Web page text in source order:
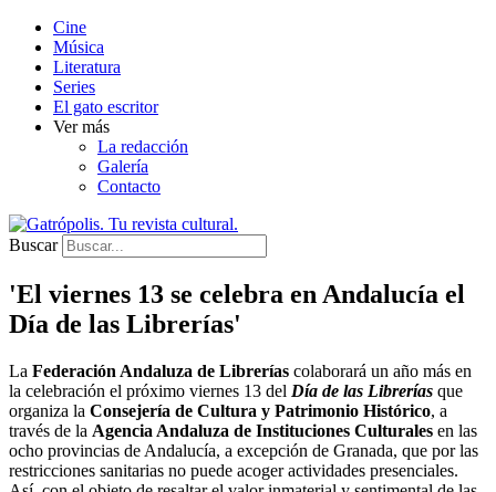
Cine
Música
Literatura
Series
El gato escritor
Ver más
La redacción
Galería
Contacto
Buscar
'El viernes 13 se celebra en Andalucía el
Día de las Librerías'
La Federación Andaluza de Librerías colaborará un año más en
la celebración el próximo viernes 13 del Día de las Librerías que
organiza la Consejería de Cultura y Patrimonio Histórico, a
través de la Agencia Andaluza de Instituciones Culturales en las
ocho provincias de Andalucía, a excepción de Granada, que por las
restricciones sanitarias no puede acoger actividades presenciales.